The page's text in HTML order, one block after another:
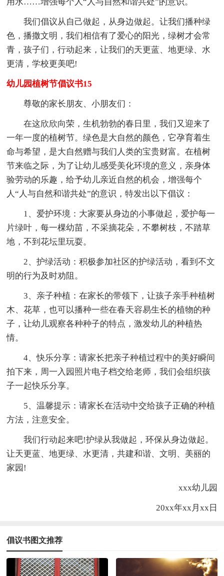
用水……增强每个人“人与自然和谐共处”的意识。
我们倡议从自己做起，从身边做起。让我们播种绿
色，播撒文明，我们相信有了爱心的阳光，绿树才会常
青，孩子们，行动起来，让我们的天更蓝、地更绿、水
更清，学校更美吧!
幼儿园植树节倡议书15
尊敬的家长朋友、小朋友们：
在这欣欣向荣，生机勃勃的春日里，我们又迎来了
一年一度的植树节。绿色是大自然的颜色，它孕育着生
命与希望，是大自然赠与我们人类的宝贵财富。在植树
节来临之际，为了让幼儿感受美化环境的意义，亲身体
验劳动的乐趣，给予幼儿亲近自然的机会，增强每个
人“人与自然和谐共处”的意识，特发出以下倡议：
1、爱护环境：大家要从身边的小事做起，爱护每一
片绿叶，每一棵幼苗，不采摘花朵，不攀树枝，不踏草
地，不到花坛里玩耍。
2、护绿活动：积极参加社区的护绿活动，看到不文
明的行为及时劝阻。
3、亲子种植：在家长的带领下，让孩子亲手种植树
木、花草，也可以播种一些在春天容易生长的植物的种
子，让幼儿观察各种种子的特点，激发幼儿的种植热
情。
4、快乐分享：请家长把亲子种植过程中的美好瞬间
拍下来，周一入园照片电子档交给老师，我们会组织孩
子一起快乐分享。
5、温馨提示：请家长在活动中交给孩子正确的种植
方法，注意安全。
我们行动起来吧!护绿从我做起，环保从身边做起。
让天更蓝、地更绿、水更清，共建和谐、文明、美丽的
家园!
xxx幼儿园
20xx年xx月xx日
倡议书图文推荐